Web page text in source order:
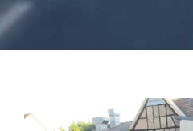
CARROSSERIE / VITRAGE